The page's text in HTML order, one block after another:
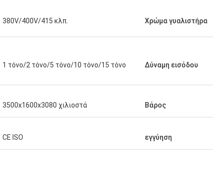
380V/400V/415 κλπ. Χρώμα γυαλιστήρα
1 τόνο/2 τόνο/5 τόνο/10 τόνο/15 τόνο Δύναμη εισόδου
3500x1600x3080 χιλιοστά Βάρος
CE ISO εγγύηση